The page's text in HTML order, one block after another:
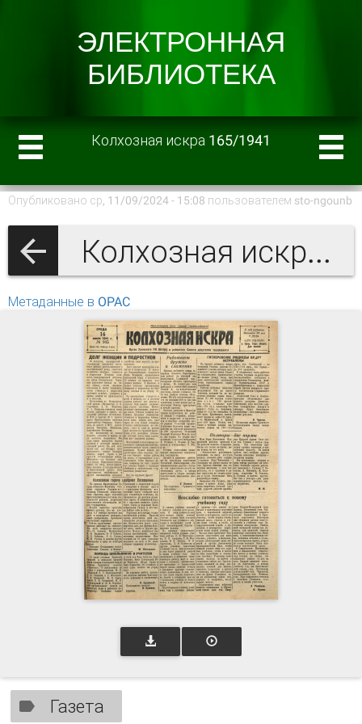
Колхозная искра 165/1941
Опубликовано ср, 11/09/2024 - 15:08 пользователем sto-ngounb
Колхозная искра 1941 г.
Метаданные в OPAC
Газета